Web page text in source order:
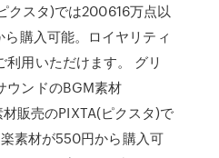
クスタ)では200616万点以
購入可能。ロイヤリティ
用いただけます。 グリ
ウンドのBGM素材
販売のPIXTA(ピクスタ)で
素材が550円から購入可